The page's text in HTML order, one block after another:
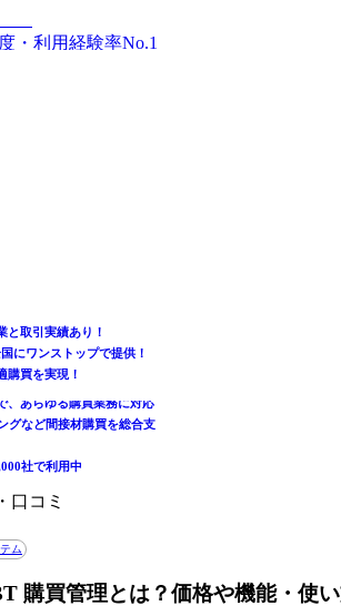
・利用経験率No.1
口コミ
ム
購買管理とは？価格や機能・使
ドで標準化・可視化
元管理
思決定を最適化
在庫管理システム
パッケージ
富なオプション機能をご用
購買プラットフォ
する充実の管理機能
まで2,500社以上の連携実績
システムとの連携実績
ラットフォーム
体の可視化が可能
形態から選択が可能
用無料の間接材購買
各業界の大手企業が導入
超の商品の最安値検索が可
機能が充実
バー
業務全般を網羅
での一元管理
ステム・大規模部
、あらゆる購買業務に対応
グなど間接材購買を総合支
社で利用中
と取引実績あり！
にワンストップで提供！
購買を実現！